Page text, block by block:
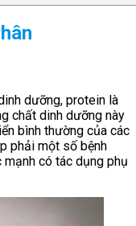
dưỡng, protein là
chất dinh dưỡng này
bình thường của các
phải một số bệnh
có tác dụng phụ